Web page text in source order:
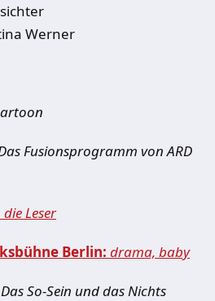
Werner
Fusionsprogramm von ARD
Leser
Berlin: drama, baby
Das So-Sein und das Nichts